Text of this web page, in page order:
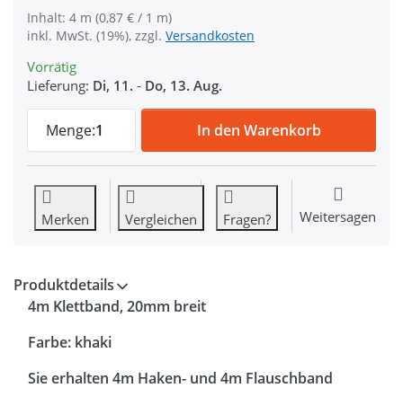
Inhalt: 4 m (0,87 € / 1 m)
inkl. MwSt. (19%), zzgl. Versandkosten
Vorrätig
Lieferung: Di, 11. - Do, 13. Aug.
Menge:1
4m Klettband (Flausch & Haken), 20mm
In den Warenkorb
Merken Vergleichen Fragen? Weitersagen
Produktdetails
4m Klettband, 20mm breit
Farbe: khaki
Sie erhalten 4m Haken- und 4m Flauschband